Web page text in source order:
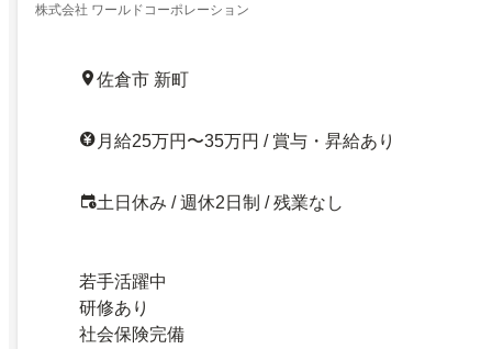
株式会社 ワールドコーポレーション
佐倉市 新町
月給25万円〜35万円 / 賞与・昇給あり
土日休み / 週休2日制 / 残業なし
若手活躍中
研修あり
社会保険完備